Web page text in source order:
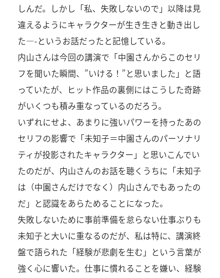
しんだ。しかし「私、失敗しないので」以降は見
違えるようにキャラクターが生き生きと動き出し
た—-というお話だったと記憶している。
内山さんは今回の講演で「中園さんからこのセリ
フを聞いた瞬間、”いける！”と思いました」と語
っていたが、ヒット作品の裏側にはこうした奇跡
がいくつも積み重なっているのだろう。
いずれにせよ、あまりに強いパワーを持ったあの
セリフの影響で「未知子＝中園さんのパーソナリ
ティが投影されたキャラクター」と思いこんでい
たのだが、内山さんのお話を聴くうちに「未知子
は（中園さんだけでなく）内山さんでもあったの
だ」と認識をあらためることになった。
失敗しないために事前準備を怠らない仕事ぶりも
未知子と大いに重なるのだが、私は特に、講演終
盤で語られた「経験が悲劇を生む」という言葉が
強く心に響いた。仕事に慣れることを嫌い、経験